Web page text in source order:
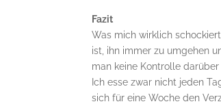
Fazit
Was mich wirklich
ist, ihn immer zu umgehen
man keine Kontrolle
Ich esse zwar nicht jeden
sich für eine Woche den